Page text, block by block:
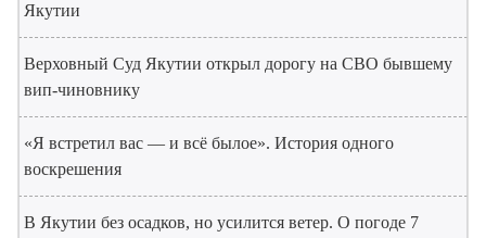
Якутии
Верховный Суд Якутии открыл дорогу на СВО бывшему
вип-чиновнику
«Я встретил вас — и всё былое». История одного
воскрешения
В Якутии без осадков, но усилится ветер. О погоде 7